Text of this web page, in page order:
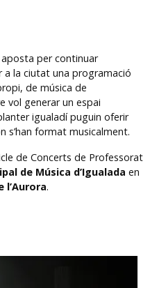
per continuar
a la ciutat una programació
de música de
vol generar un espai
igualadí puguin oferir
s’han format musicalment.
de Concerts de Professorat
de Música d’Igualada en
l’Aurora.